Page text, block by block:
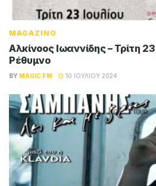
MAGAZINO
Αλκίνοος Ιωαννίδης – Τρίτη
Ρέθυμνο
BY MAGIC FM 10 ΙΟΥΛΊΟΥ 2024